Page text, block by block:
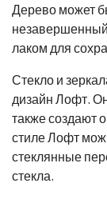
Дерево может
лаком для
Стекло и
дизайн Лофт.
также создают
стиле Лофт
стеклянные
стекла.